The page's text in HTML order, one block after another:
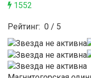
1552
Рейтинг: 0 / 5